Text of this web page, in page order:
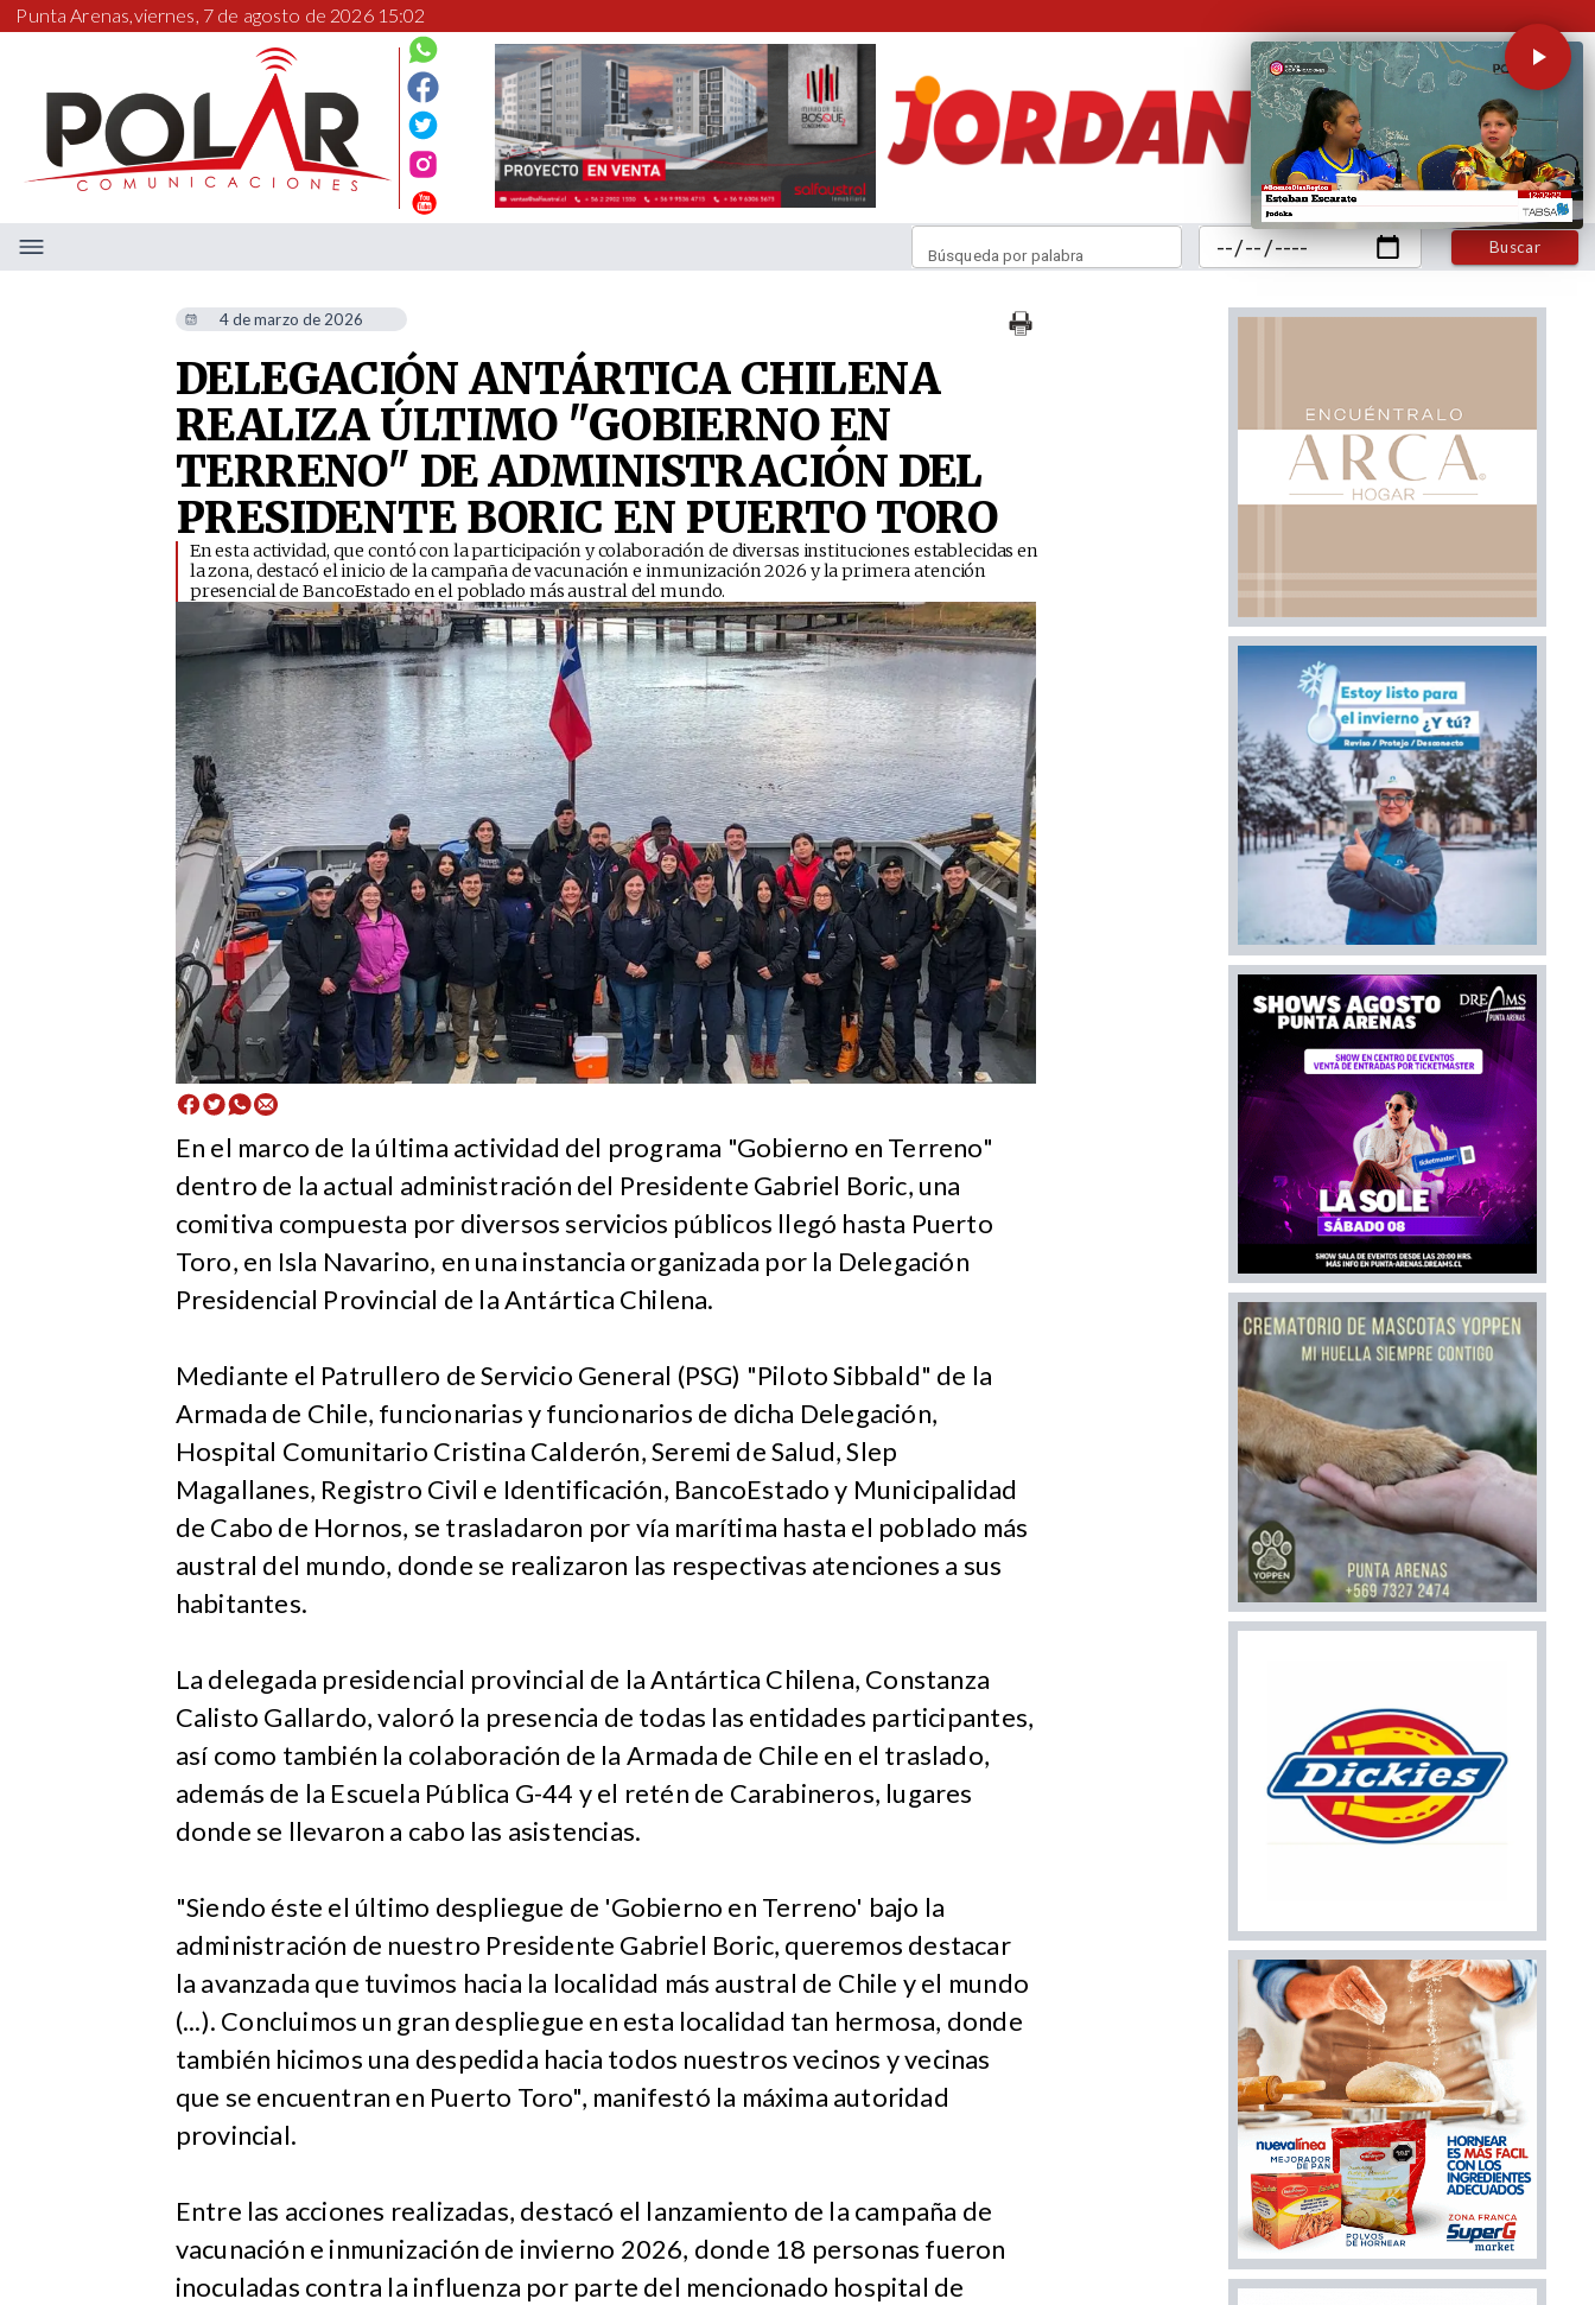
Punta Arenas,viernes, 7 de agosto de 2026 15:02
Buscar
Búsqueda por palabra
4 de marzo de 2026
DELEGACIÓN ANTÁRTICA CHILENA
REALIZA ÚLTIMO "GOBIERNO EN
TERRENO" DE ADMINISTRACIÓN DEL
PRESIDENTE BORIC EN PUERTO TORO
En esta actividad, que contó con la participación y colaboración de diversas instituciones establecidas en
la zona, destacó el inicio de la campaña de vacunación e inmunización 2026 y la primera atención
presencial de BancoEstado en el poblado más austral del mundo.
En el marco de la última actividad del programa "Gobierno en Terreno"
dentro de la actual administración del Presidente Gabriel Boric, una
comitiva compuesta por diversos servicios públicos llegó hasta Puerto
Toro, en Isla Navarino, en una instancia organizada por la Delegación
Presidencial Provincial de la Antártica Chilena.
Mediante el Patrullero de Servicio General (PSG) "Piloto Sibbald" de la
Armada de Chile, funcionarias y funcionarios de dicha Delegación,
Hospital Comunitario Cristina Calderón, Seremi de Salud, Slep
Magallanes, Registro Civil e Identificación, BancoEstado y Municipalidad
de Cabo de Hornos, se trasladaron por vía marítima hasta el poblado más
austral del mundo, donde se realizaron las respectivas atenciones a sus
habitantes.
La delegada presidencial provincial de la Antártica Chilena, Constanza
Calisto Gallardo, valoró la presencia de todas las entidades participantes,
así como también la colaboración de la Armada de Chile en el traslado,
además de la Escuela Pública G-44 y el retén de Carabineros, lugares
donde se llevaron a cabo las asistencias.
"Siendo éste el último despliegue de 'Gobierno en Terreno' bajo la
administración de nuestro Presidente Gabriel Boric, queremos destacar
la avanzada que tuvimos hacia la localidad más austral de Chile y el mundo
(...). Concluimos un gran despliegue en esta localidad tan hermosa, donde
también hicimos una despedida hacia todos nuestros vecinos y vecinas
que se encuentran en Puerto Toro", manifestó la máxima autoridad
provincial.
Entre las acciones realizadas, destacó el lanzamiento de la campaña de
vacunación e inmunización de invierno 2026, donde 18 personas fueron
inoculadas contra la influenza por parte del mencionado hospital de